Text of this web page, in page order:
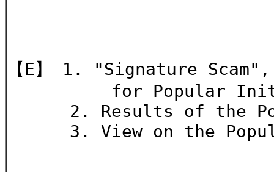
【E】 1. "Signature
for Popular
2. Results of the
3. View on the Popular